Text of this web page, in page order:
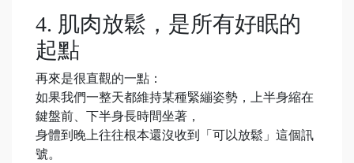
4. 肌肉放鬆，是所有好眠的
起點
再來是很直觀的一點：
如果我們一整天都維持某種緊繃姿勢，上半身縮在
鍵盤前、下半身長時間坐著，
身體到晚上往往根本還沒收到「可以放鬆」這個訊
號。